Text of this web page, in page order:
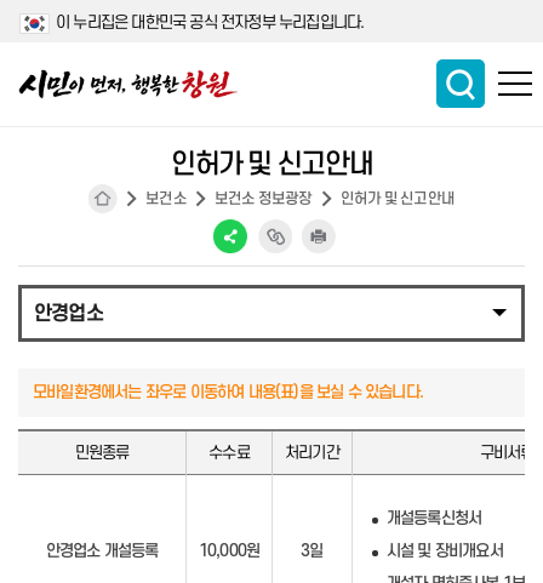
이 누리집은 대한민국 공식 전자정부 누리집입니다.
보건소 보건소 정보광장 인허가 및 신고안내
인허가 및 신고안내
안경업소
민원종류 수수료 처리기간 구비서류
안경업소 개설등록 10,000원 3일
개설등록신청서
시설 및 장비개요서